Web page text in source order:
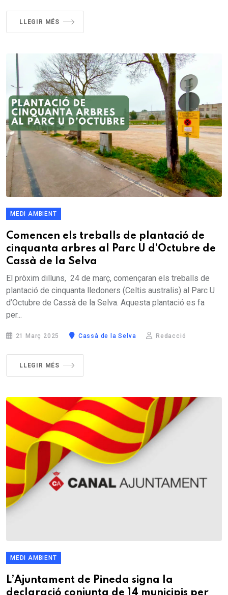
LLEGIR MÉS
MEDI AMBIENT
Comencen els treballs de plantació de
cinquanta arbres al Parc U d’Octubre de
Cassà de la Selva
El pròxim dilluns, 24 de març, començaran els treballs de
plantació de cinquanta lledoners (Celtis australis) al Parc U
d’Octubre de Cassà de la Selva. Aquesta plantació es fa
per...
21 Març 2025 Cassà de la Selva Redacció
LLEGIR MÉS
MEDI AMBIENT
L’Ajuntament de Pineda signa la
declaració conjunta de 14 municipis per